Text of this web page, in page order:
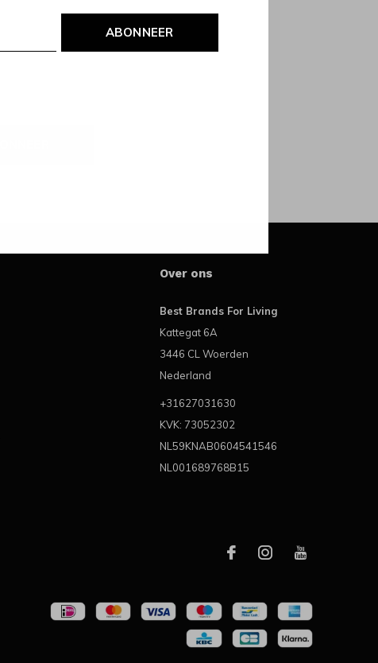
ABONNEER
Over ons
Best Brands For Living
Kattegat 6A
3446 CL Woerden
Nederland
+31627031630
KVK: 73052302
NL59KNAB0604541546
NL001689768B15